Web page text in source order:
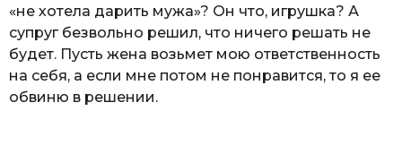
«не хотела дарить мужа»? Он что, игрушка? А
супруг безвольно решил, что ничего решать не
будет. Пусть жена возьмет мою ответственность
на себя, а если мне потом не понравится, то я ее
обвиню в решении.